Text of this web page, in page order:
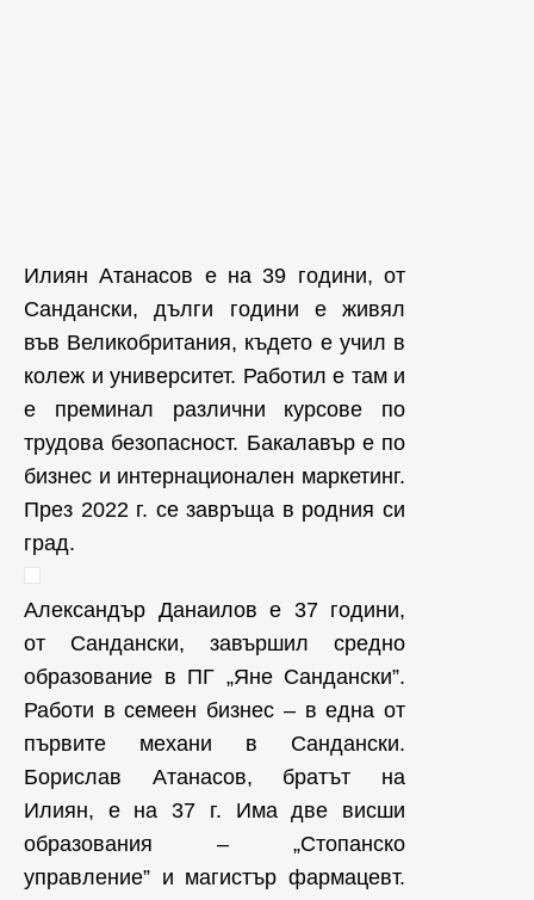
Илиян Атанасов е на 39 години, от
Сандански, дълги години е живял
във Великобритания, където е учил в
колеж и университет. Работил е там и
е преминал различни курсове по
трудова безопасност. Бакалавър е по
бизнес и интернационален маркетинг.
През 2022 г. се завръща в родния си
град.
Александър Данаилов е 37 години,
от Сандански, завършил средно
образование в ПГ „Яне Сандански”.
Работи в семеен бизнес – в една от
първите механи в Сандански.
Борислав Атанасов, братът на
Илиян, е на 37 г. Има две висши
образования – „Стопанско
управление” и магистър фармацевт.